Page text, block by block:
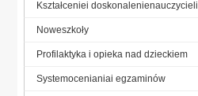
Kształceniei doskonalenienauczycieli
Noweszkoły
Profilaktyka i opieka nad dzieckiem
Systemocenianiai egzaminów